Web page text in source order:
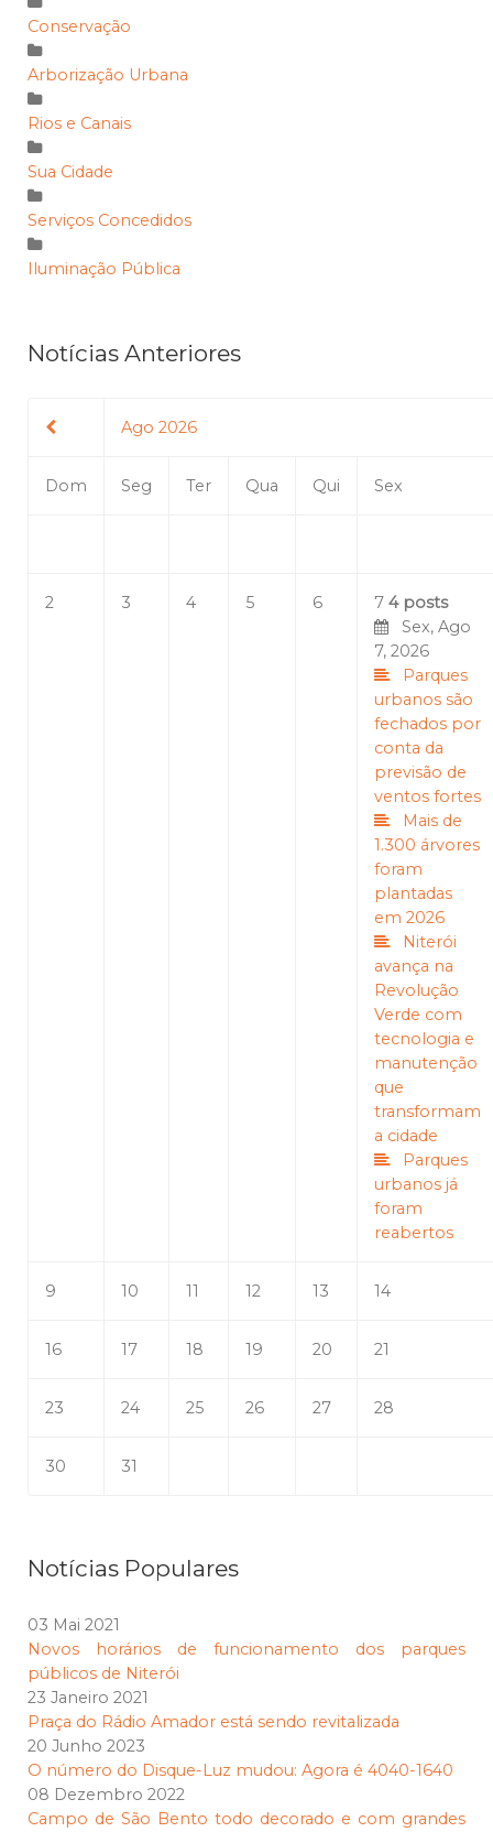
Conservação
Arborização Urbana
Rios e Canais
Sua Cidade
Serviços Concedidos
Iluminação Pública
Notícias Anteriores
Ago 2026
Dom Seg Ter Qua Qui Sex
2 3 4 5 6 7 4 posts
Sex, Ago
7, 2026
Parques
urbanos são
fechados por
conta da
previsão de
ventos fortes
Mais de
1.300 árvores
foram
plantadas
em 2026
Niterói
avança na
Revolução
Verde com
tecnologia e
manutenção
que
transformam
a cidade
Parques
urbanos já
foram
reabertos
9 10 11 12 13 14
16 17 18 19 20 21
23 24 25 26 27 28
30 31
Notícias Populares
03 Mai 2021
Novos horários de funcionamento dos parques
públicos de Niterói
23 Janeiro 2021
Praça do Rádio Amador está sendo revitalizada
20 Junho 2023
O número do Disque-Luz mudou: Agora é 4040-1640
08 Dezembro 2022
Campo de São Bento todo decorado e com grandes